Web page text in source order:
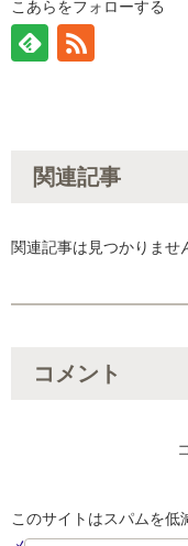
こあらをフォローする
関連記事
関連記事は見つかりませ
コメント
このサイトはスパムを低